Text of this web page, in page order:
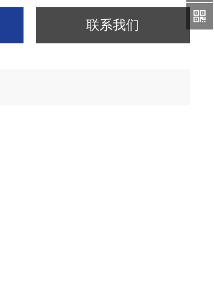
联系我们